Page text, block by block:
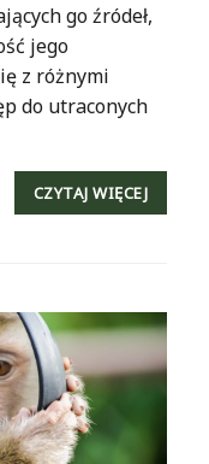
go źródeł,
jego
z różnymi
do utraconych
CZYTAJ WIĘCEJ